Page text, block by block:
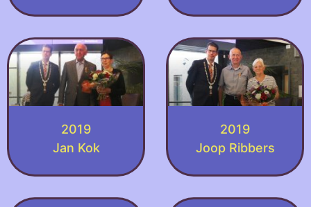
2019
Jan Kok
2019
Joop Ribbers